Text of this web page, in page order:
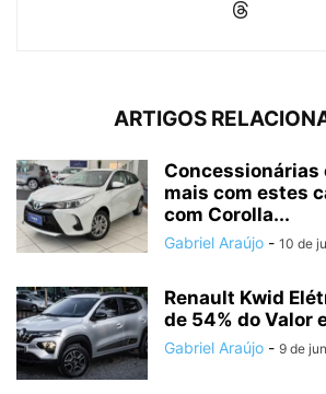
ARTIGOS
Concessionárias
mais com estes
com Corolla...
Gabriel Araújo - 10 de
Renault Kwid
de 54% do Valor
Gabriel Araújo - 9 de